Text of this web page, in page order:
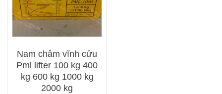
Nam châm vĩnh cửu
Pml lifter 100 kg 400
kg 600 kg 1000 kg
2000 kg